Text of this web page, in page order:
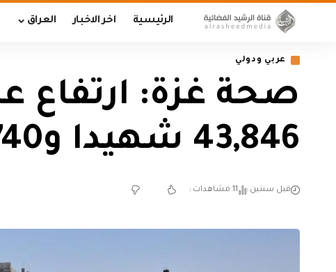
الرئيسية اخر الاخبار العراق
عربي ودولي
صحة غزة: ارتفاع
43,846 شهيدا و103,740 مصابا
قبل سنتين 11 مشاهدات